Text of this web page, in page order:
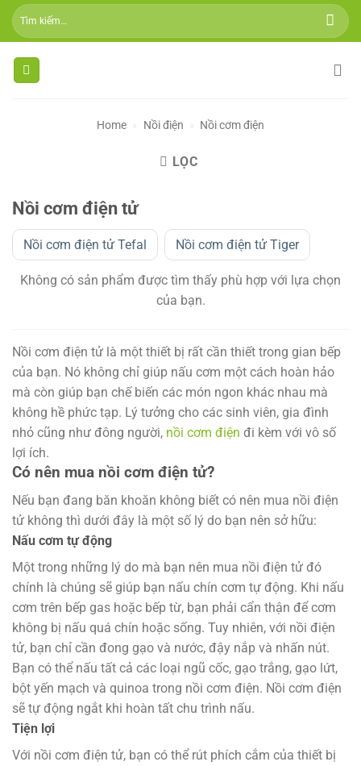
Skip
Tìm
kiếm:
Home » Nồi điện » Nồi cơm điện
LỌC
Nồi cơm điện tử
Nồi cơm điện tử Tefal Nồi cơm điện tử Tiger
Không có sản phẩm được tìm thấy phù hợp với lựa chọn
của bạn.
Nồi cơm điện tử là một thiết bị rất cần thiết trong gian bếp
của bạn. Nó không chỉ giúp nấu cơm một cách hoàn hảo
mà còn giúp bạn chế biến các món ngon khác nhau mà
không hề phức tạp. Lý tưởng cho các sinh viên, gia đình
nhỏ cũng như đông người, nồi cơm điện đi kèm với vô số
lợi ích.
Có nên mua nồi cơm điện tử?
Nếu bạn đang băn khoăn không biết có nên mua nồi điện
tử không thì dưới đây là một số lý do bạn nên sở hữu:
Nấu cơm tự động
Một trong những lý do mà bạn nên mua nồi điện tử đó
chính là chúng sẽ giúp bạn nấu chín cơm tự động. Khi nấu
cơm trên bếp gas hoặc bếp từ, bạn phải cẩn thận để cơm
không bị nấu quá chín hoặc sống. Tuy nhiên, với nồi điện
tử, bạn chỉ cần đong gạo và nước, đậy nắp và nhấn nút.
Bạn có thể nấu tất cả các loại ngũ cốc, gạo trắng, gạo lứt,
bột yến mạch và quinoa trong nồi cơm điện. Nồi cơm điện
sẽ tự động ngắt khi hoàn tất chu trình nấu.
Tiện lợi
Với nồi cơm điện tử, bạn có thể rút phích cắm của thiết bị